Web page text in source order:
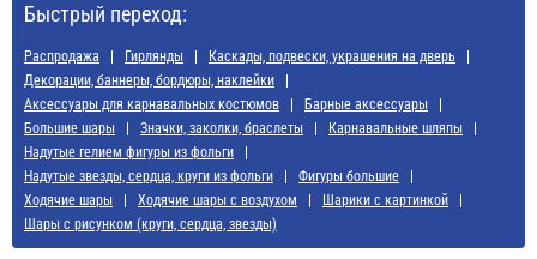
Быстрый переход:
Распродажа Гирлянды
Каскады, подвески, украшения на дверь
Декорации, баннеры, бордюры, наклейки
Аксессуары для карнавальных костюмов
Барные аксессуары
Большие шары
Значки, заколки, браслеты
Карнавальные шляпы
Надутые гелием фигуры из фольги
Надутые звезды, сердца, круги из фольги
Фигуры большие
Ходячие шары
Ходячие шары с воздухом
Шарики с картинкой
Шары с рисунком (круги, сердца, звезды)